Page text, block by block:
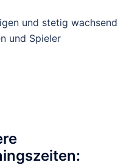
und stetig
und Spieler